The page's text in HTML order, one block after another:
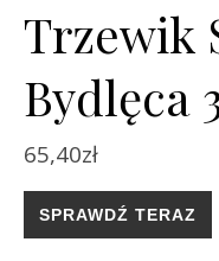
Trzewik
Bydlęca
65,40zł
SPRAWDŹ TERAZ